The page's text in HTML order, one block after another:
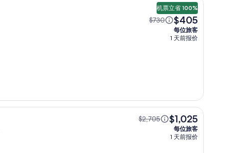
机票立省 100%
$730 $405
每位旅客
1 天前报价
$2,705 $1,025
每位旅客
1 天前报价